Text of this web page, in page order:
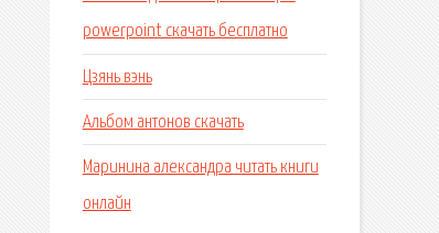
powerpoint скачать бесплатно
Цзянь вэнь
Альбом антонов скачать
Маринина александра читать книги
онлайн